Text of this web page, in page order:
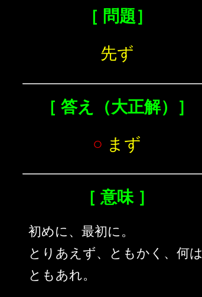
［ 問題］
先ず
［ 答え（大正解）］
○ まず
［ 意味 ］
初めに、最初に。
とりあえず、ともかく、何は
ともあれ。